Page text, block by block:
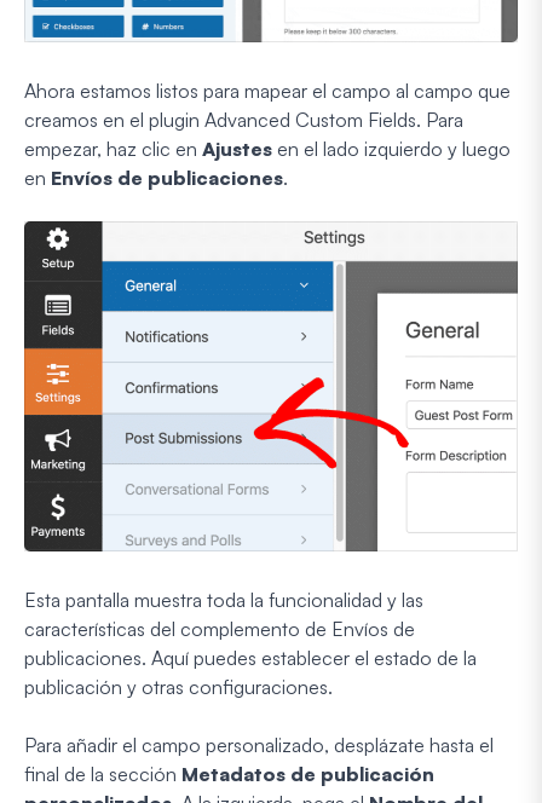
Ahora estamos listos para mapear el campo al campo que
creamos en el plugin Advanced Custom Fields. Para
empezar, haz clic en Ajustes en el lado izquierdo y luego
en Envíos de publicaciones.
Esta pantalla muestra toda la funcionalidad y las
características del complemento de Envíos de
publicaciones. Aquí puedes establecer el estado de la
publicación y otras configuraciones.
Para añadir el campo personalizado, desplázate hasta el
final de la sección Metadatos de publicación